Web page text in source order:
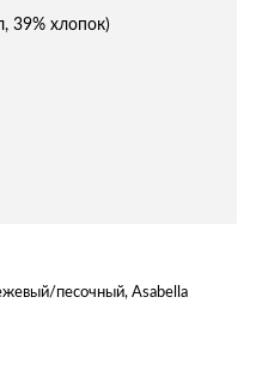
39% хлопок)
песочный, Asabella